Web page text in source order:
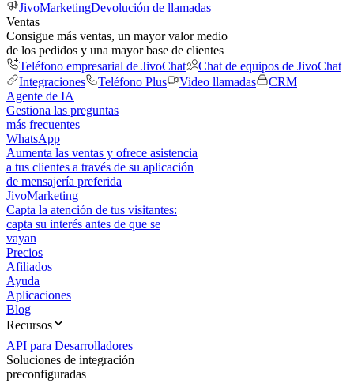
JivoMarketingDevolución de llamadas
Ventas
Consigue más ventas, un mayor valor medio
de los pedidos y una mayor base de clientes
Teléfono empresarial de JivoChat
Chat de equipos de JivoChat
Integraciones
Teléfono Plus Video llamadas
CRM
Agente de IA
Gestiona las preguntas
más frecuentes
WhatsApp
Aumenta las ventas y ofrece asistencia
a tus clientes a través de su aplicación
de mensajería preferida
JivoMarketing
Capta la atención de tus visitantes:
capta su interés antes de que se
vayan
Precios
Afiliados
Ayuda
Aplicaciones
Blog
Recursos
API para Desarrolladores
Soluciones de integración
preconfiguradas